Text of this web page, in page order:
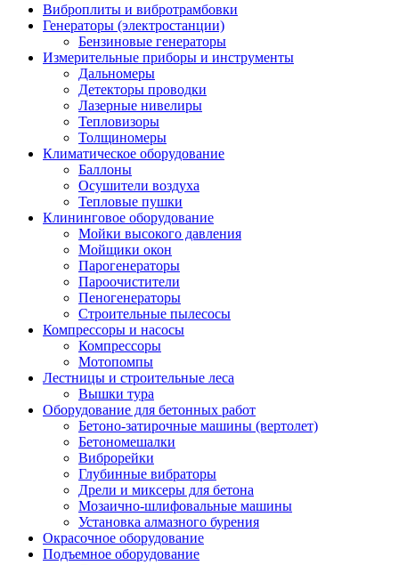
Виброплиты и вибротрамбовки
Генераторы (электростанции)
Бензиновые генераторы
Измерительные приборы и инструменты
Дальномеры
Детекторы проводки
Лазерные нивелиры
Тепловизоры
Толщиномеры
Климатическое оборудование
Баллоны
Осушители воздуха
Тепловые пушки
Клининговое оборудование
Мойки высокого давления
Мойщики окон
Парогенераторы
Пароочистители
Пеногенераторы
Строительные пылесосы
Компрессоры и насосы
Компрессоры
Мотопомпы
Лестницы и строительные леса
Вышки тура
Оборудование для бетонных работ
Бетоно-затирочные машины (вертолет)
Бетономешалки
Виброрейки
Глубинные вибраторы
Дрели и миксеры для бетона
Мозаично-шлифовальные машины
Установка алмазного бурения
Окрасочное оборудование
Подъемное оборудование